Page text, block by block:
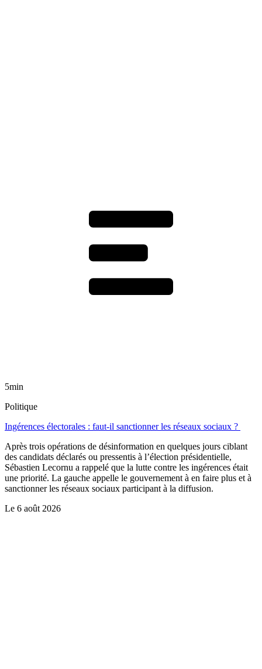
5min
Politique
Ingérences électorales : faut-il sanctionner les réseaux sociaux ?
Après trois opérations de désinformation en quelques jours ciblant
des candidats déclarés ou pressentis à l’élection présidentielle,
Sébastien Lecornu a rappelé que la lutte contre les ingérences était
une priorité. La gauche appelle le gouvernement à en faire plus et à
sanctionner les réseaux sociaux participant à la diffusion.
Le 6 août 2026